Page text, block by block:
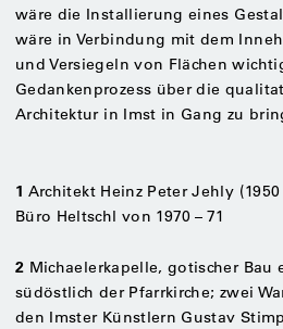
wäre die Installierung eines
wäre in Verbindung mit dem
und Versiegeln von Flächen
Gedankenprozess über die
Architektur in Imst in Gang zu
1 Architekt Heinz Peter Jehly
Büro Heltschl von 1970 – 71
2 Michaelerkapelle, gotischer Bau
südöstlich der Pfarrkirche; zwei
den Imster Künstlern Gustav